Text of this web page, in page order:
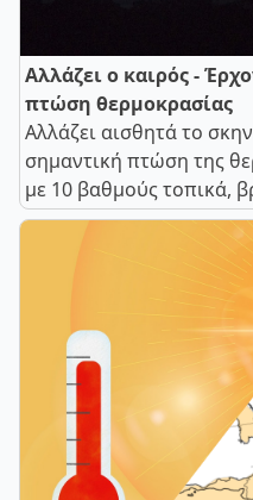
Αλλάζει ο καιρός -
πτώση θερμοκρασίας
Αλλάζει αισθητά το
σημαντική πτώση της
με 10 βαθμούς τοπικά,